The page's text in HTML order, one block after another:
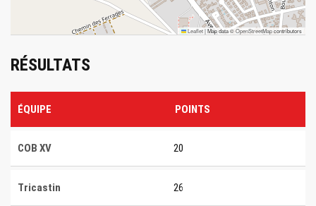
Leaflet|Map data ©OpenStreetMapcontributors
RÉSULTATS
ÉQUIPE POINTS
COB XV 20
Tricastin 26